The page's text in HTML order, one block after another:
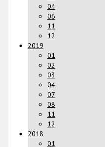
04
06
11
12
2019
01
02
03
04
07
08
11
12
2018
01